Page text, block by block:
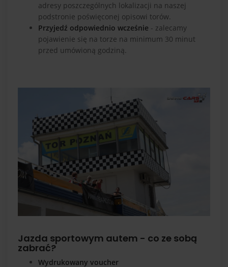
adresy poszczególnych lokalizacji na naszej
podstronie poświęconej opisowi torów.
Przyjedź odpowiednio wcześnie - zalecamy
pojawienie się na torze na minimum 30 minut
przed umówioną godziną.
Jazda sportowym autem - co ze sobą
zabrać?
Wydrukowany voucher